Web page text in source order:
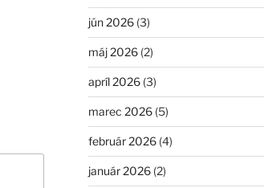
jún 2026(3)
máj 2026(2)
apríl 2026(3)
marec 2026(5)
február 2026(4)
január 2026(2)